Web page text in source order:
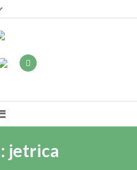
jetrica